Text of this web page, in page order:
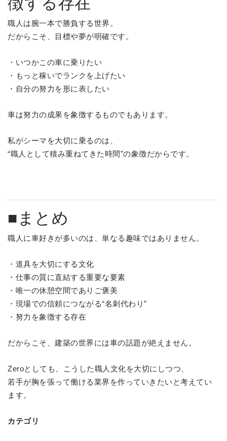
職人は腕一本で勝負する世界。
だからこそ、目標や夢が明確です。
・いつかこの車に乗りたい
・もっと稼いでランクを上げたい
・自分の努力を形に表したい
車は努力の成果を象徴するものでもあります。
私がシーマを大切に乗るのは、
“職人として積み重ねてきた時間”の象徴だからです。
■まとめ
職人に車好きが多いのは、単なる趣味ではありません。
・道具を大切にする文化
・仕事の質に直結する重要な要素
・唯一の休憩空間でありご褒美
・現場での信頼につながる“名刺代わり”
・努力を象徴する存在
だからこそ、建築の世界には車の話題が絶えません。
Zeroとしても、こうした職人文化を大切にしつつ、
若手が胸を張って働ける業界を作っていきたいと考えてい
ます。
カテゴリ